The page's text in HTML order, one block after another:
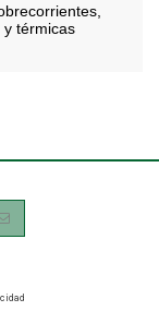
y térmicas